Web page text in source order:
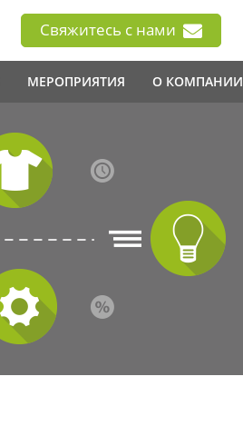
Свяжитесь с нами
МЕРОПРИЯТИЯ О КОМПАНИИ